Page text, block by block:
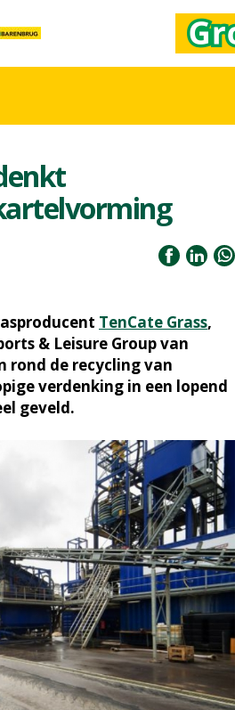
TenCate Grass,
& Leisure Group van
rond de recycling van
verdenking in een lopend
geveld.